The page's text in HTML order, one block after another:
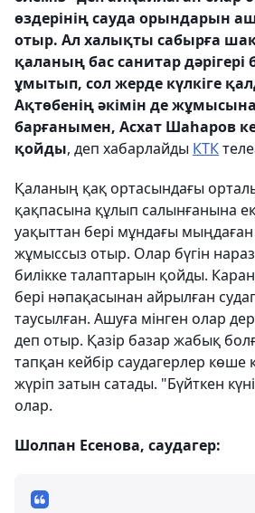
өздерінің сауда орындарын
отыр. Ал халықты сабырға
қаланың бас санитар дәрігері
ұмытып, сол жерде күлкіге
Ақтөбенің әкімін де
барғанымен, Асхат Шаһаров
қойды, деп хабарлайды КТК
Қаланың қақ ортасындағы
қақпасына құлып салынғанына
уақыттан бері мұндағы мыңдаған
жұмыссыз отыр. Олар бүгін
билікке талаптарын қойды.
бері нәпақасынан айрылған
таусылған. Ашуға мінген олар
деп отыр. Қазір базар жабық
тапқан кейбір саудагерлер көше
жүріп затын сатады. "Бүйткен
олар.
Шолпан Есенова, саудагер: